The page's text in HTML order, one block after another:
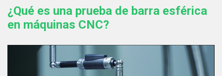
¿Qué es una prueba de barra esférica
en máquinas CNC?